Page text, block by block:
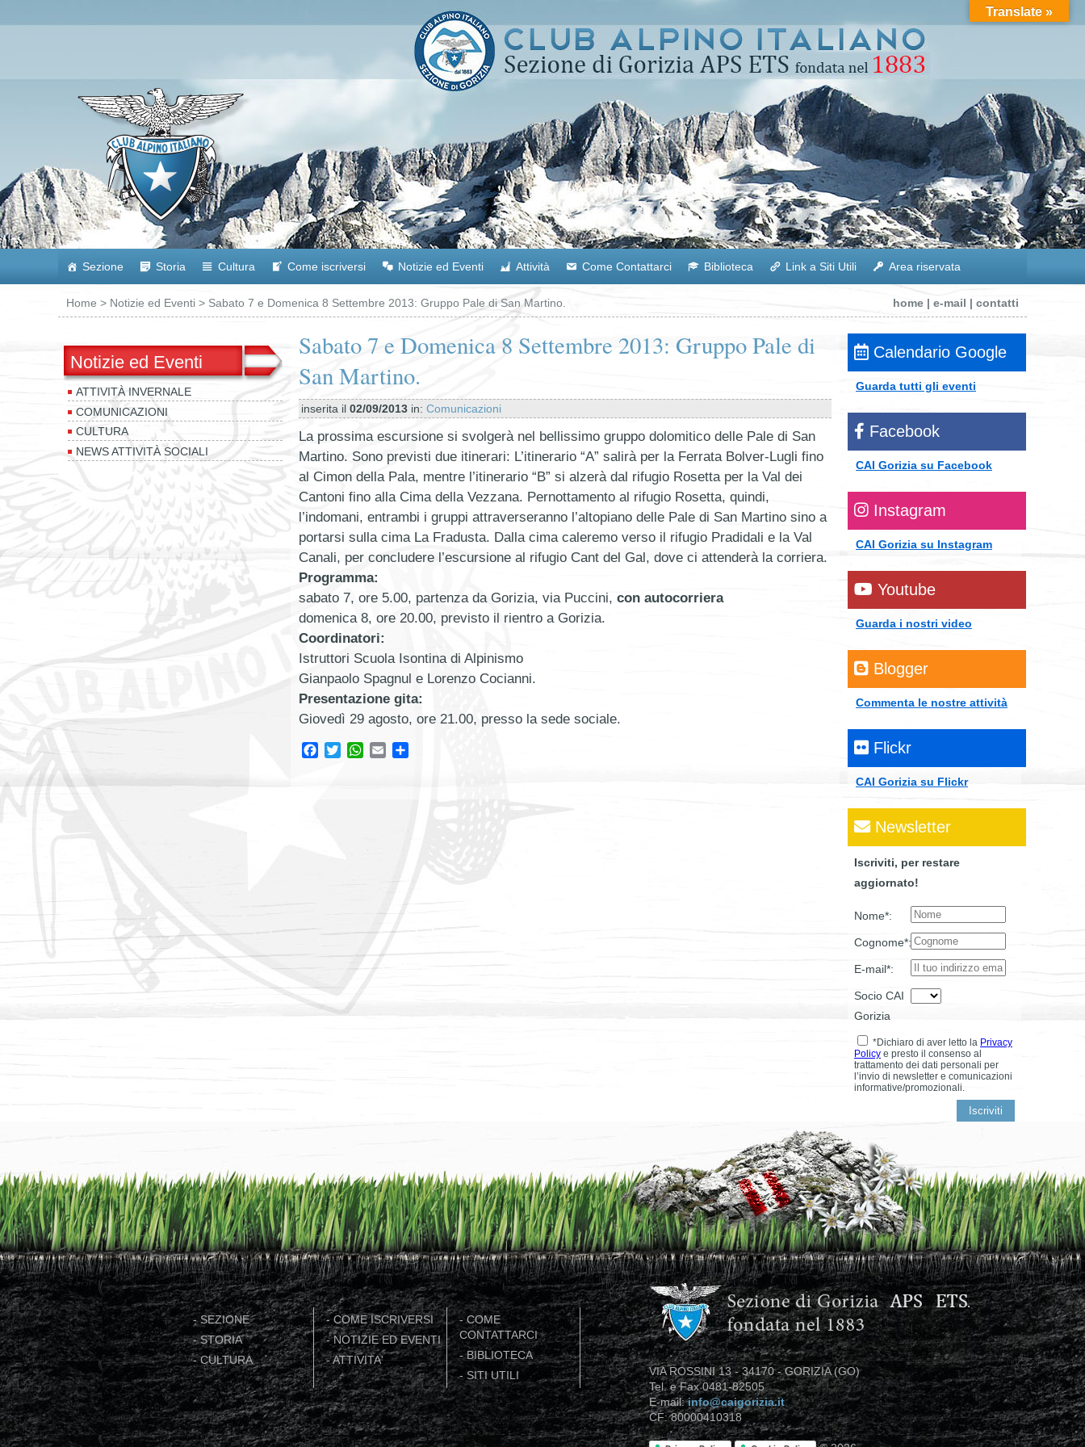
Sezione Storia Cultura Come iscriversi Notizie ed Eventi Attività Come Contattarci Biblioteca Link a Siti Utili Area riservata
Home > Notizie ed Eventi > Sabato 7 e Domenica 8 Settembre 2013: Gruppo Pale di San Martino. home | e-mail | contatti
Notizie ed Eventi
ATTIVITÀ INVERNALE
COMUNICAZIONI
CULTURA
NEWS ATTIVITÀ SOCIALI
Sabato 7 e Domenica 8 Settembre 2013: Gruppo Pale di
San Martino.
inserita il 02/09/2013 in: Comunicazioni
La prossima escursione si svolgerà nel bellissimo gruppo dolomitico delle Pale di San
Martino. Sono previsti due itinerari: L’itinerario “A” salirà per la Ferrata Bolver-Lugli fino
al Cimon della Pala, mentre l’itinerario “B” si alzerà dal rifugio Rosetta per la Val dei
Cantoni fino alla Cima della Vezzana. Pernottamento al rifugio Rosetta, quindi,
l’indomani, entrambi i gruppi attraverseranno l’altopiano delle Pale di San Martino sino a
portarsi sulla cima La Fradusta. Dalla cima caleremo verso il rifugio Pradidali e la Val
Canali, per concludere l’escursione al rifugio Cant del Gal, dove ci attenderà la corriera.
Programma:
sabato 7, ore 5.00, partenza da Gorizia, via Puccini, con autocorriera
domenica 8, ore 20.00, previsto il rientro a Gorizia.
Coordinatori:
Istruttori Scuola Isontina di Alpinismo
Gianpaolo Spagnul e Lorenzo Cocianni.
Presentazione gita:
Giovedì 29 agosto, ore 21.00, presso la sede sociale.
Facebook
TwitterWhatsApp
Email
Calendario Google
Guarda tutti gli eventi
Facebook
CAI Gorizia su Facebook
Instagram
CAI Gorizia su Instagram
Youtube
Guarda i nostri video
Blogger
Commenta le nostre attività
Flickr
CAI Gorizia su Flickr
Newsletter
Iscriviti, per restare
aggiornato!
Nome*:
Cognome*:
E-mail*:
Socio CAI
Gorizia
*Dichiaro di aver letto la Privacy
Policy e presto il consenso al
trattamento dei dati personali per
l’invio di newsletter e comunicazioni
informative/promozionali.
-SEZIONE
-STORIA
-CULTURA
- COME ISCRIVERSI
-NOTIZIE ED EVENTI
-ATTIVITA'
-COME
CONTATTARCI
-BIBLIOTECA
- SITI UTILI
VIA ROSSINI 13 - 34170 - GORIZIA (GO)
Tel. e Fax 0481-82505
E-mail:info@caigorizia.it
CF: 80000410318
Translate »